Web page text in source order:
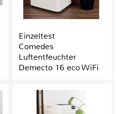
Einzeltest
Comedes
Luftentfeuchter
Demecto 16 eco WiFi